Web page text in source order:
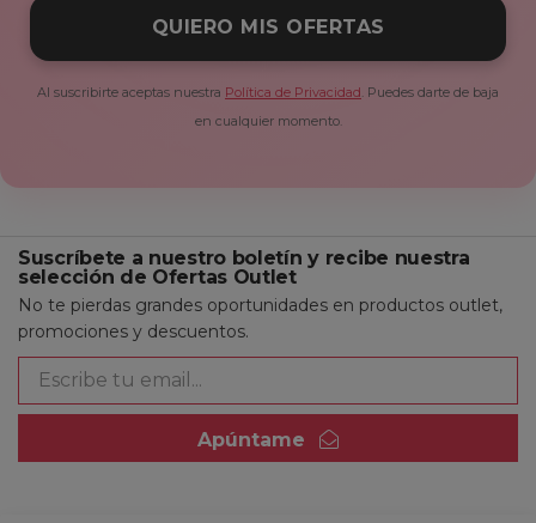
QUIERO MIS OFERTAS
Al suscribirte aceptas nuestra Política de Privacidad . Puedes darte de baja
en cualquier momento.
Suscríbete a nuestro boletín y recibe nuestra
selección de Ofertas Outlet
No te pierdas grandes oportunidades en productos outlet,
promociones y descuentos.
Apúntame